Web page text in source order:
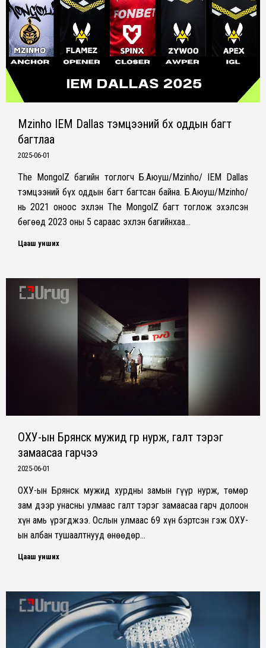
Mzinho IEM Dallas тэмцээний бүх оддын багт
багтлаа
2025-06-01
The MongolZ багийн тоглогч Б.Аюуш/Mzinho/ IEM Dallas
тэмцээний бүх оддын багт багтсан байна. Б.Аюуш/Mzinho/
нь 2021 оноос эхлэн The MongolZ багт тоглож эхэлсэн
бөгөөд 2023 оны 5 сараас эхлэн багийнхаа…
Цааш унших
ОХУ-ын Брянск мужид гүүр нурж, галт тэрэг
замаасаа гарчээ
2025-06-01
ОХУ-ын Брянск мужид хурдны замын гүүр нурж, төмөр
зам дээр унасны улмаас галт тэрэг замаасаа гарч долоон
хүн амь үрэгджээ. Ослын улмаас 69 хүн бэртсэн гэж ОХУ-
ын албан тушаалтнууд өнөөдөр…
Цааш унших